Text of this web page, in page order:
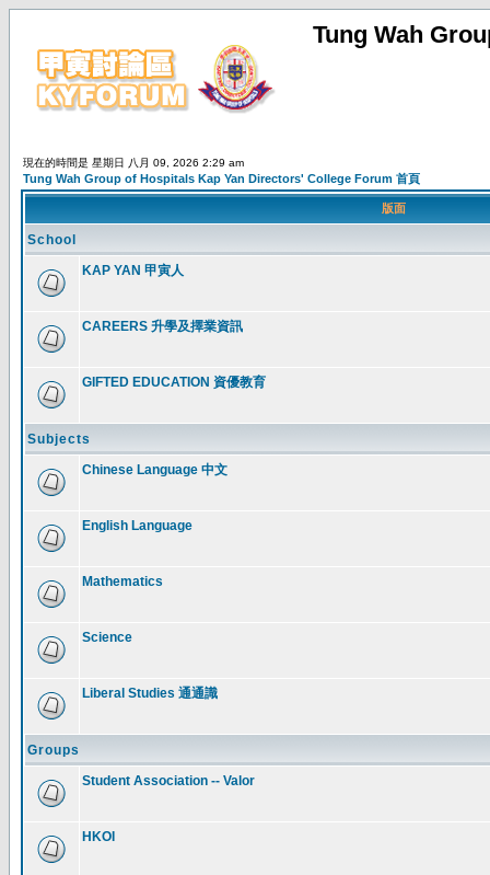
Tung Wah
現在的時間是 星期日 八月 09, 2026 2:29 am
Tung Wah Group of Hospitals Kap Yan Directors' College Forum 首頁
版面
School
KAP YAN 甲寅人
CAREERS 升學及擇業資訊
GIFTED EDUCATION 資優教育
Subjects
Chinese Language 中文
English Language
Mathematics
Science
Liberal Studies 通通識
Groups
Student Association -- Valor
HKOI